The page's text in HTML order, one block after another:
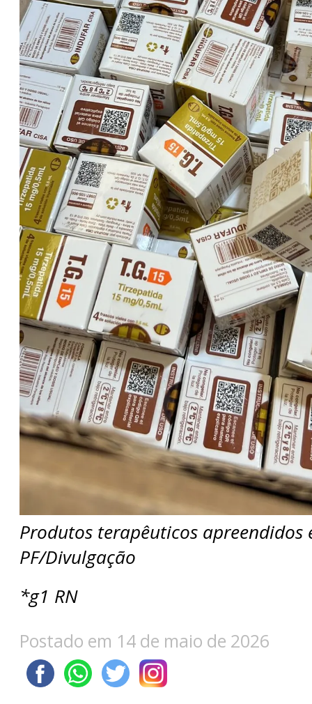
Produtos terapêuticos
PF/Divulgação
*g1 RN
Postado em 14 de maio de 2026